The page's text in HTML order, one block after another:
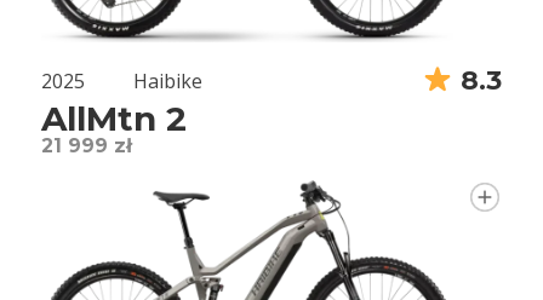
2025 Haibike 8.3
AllMtn 2
21 999 zł